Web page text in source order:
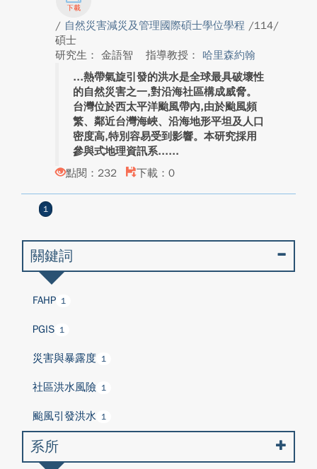
/ 自然災害減災及管理國際碩士學位學程 /114/
碩士
研究生： 金語智
指導教授： 哈里森約翰
熱帶氣旋引發的洪水是全球最具破壞性
的自然災害之一,對沿海社區構成威脅。
台灣位於西太平洋颱風帶內,由於颱風頻
繁、鄰近台灣海峽、沿海地形平坦及人口
密度高,特別容易受到影響。本研究採用
參與式地理資訊系...
點閱：232
下載：0
1
關鍵詞
FAHP 1
PGIS 1
災害與暴露度 1
社區洪水風險 1
颱風引發洪水 1
系所